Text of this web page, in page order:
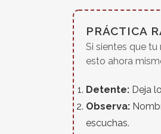
PRÁCTICA
Si sientes que
esto ahora
Detente: Deja
Observa:
escuchas.